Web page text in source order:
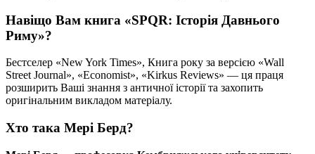
Навіщо Вам книга «SPQR: Історія Давнього
Риму»?
Бестселер «New York Times», Книга року за версією «Wall
Street Journal», «Economist», «Kirkus Reviews» — ця праця
розширить Ваші знання з античної історії та захопить
оригінальним викладом матеріалу.
Хто така Мері Берд?